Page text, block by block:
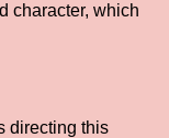
character, which
directing this